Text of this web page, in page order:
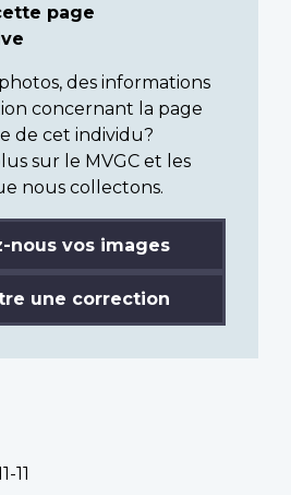
page
des informations
concernant la page
de cet individu?
sur le MVGC et les
nous collectons.
nous vos images
une correction
11